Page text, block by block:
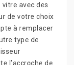
avec des
de votre choix
à remplacer
type de
l’accroche de